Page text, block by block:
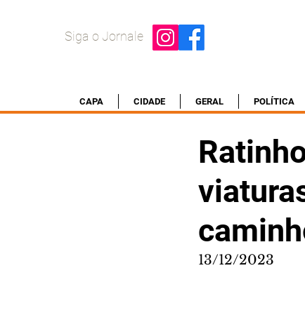
Siga o Jornale
CAPA CIDADE GERAL POLÍTICA
13/12/2023